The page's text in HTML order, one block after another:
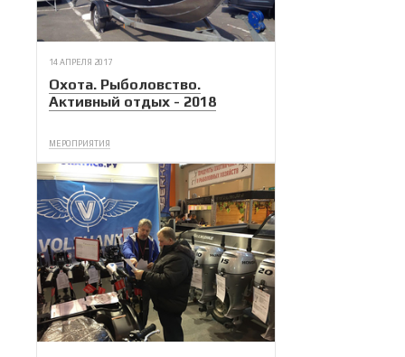
14 АПРЕЛЯ 2017
Охота. Рыболовство.
Активный отдых - 2018
МЕРОПРИЯТИЯ